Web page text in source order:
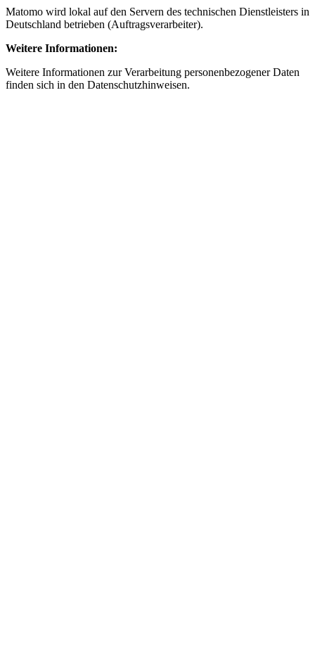
Matomo wird lokal auf den Servern des technischen Dienstleisters in
Deutschland betrieben (Auftragsverarbeiter).
Weitere Informationen:
Weitere Informationen zur Verarbeitung personenbezogener Daten
finden sich in den Datenschutzhinweisen.